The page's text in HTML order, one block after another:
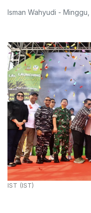
Isman Wahyudi - Minggu
IST (IST)